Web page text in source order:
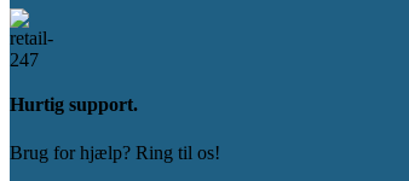
Hurtig support.
Brug for hjælp? Ring til os!